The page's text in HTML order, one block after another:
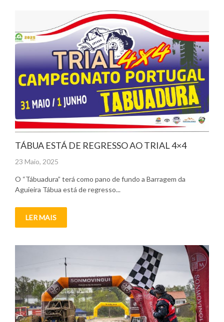
TÁBUA ESTÁ DE REGRESSO AO TRIAL 4×4
Posted
23 Maio, 2025
O “Tábuadura” terá como pano de fundo a Barragem da
Aguieira Tábua está de regresso...
LER MAIS